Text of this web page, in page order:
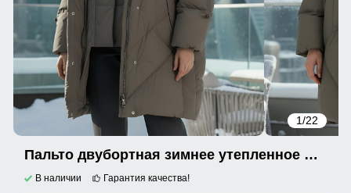
1/22
Пальто двубортная зимнее утепленное женское светло-коричневого цвета 7732SK
В наличии Гарантия качества!